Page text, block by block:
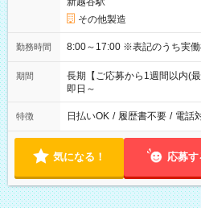
その他製造
勤務時間 8:00～17:00 ※表記のう
期間
長期【ご応募から1週間以内(
即日～
特徴 日払いOK / 履歴書不要 / 電話
気になる！ 応募す